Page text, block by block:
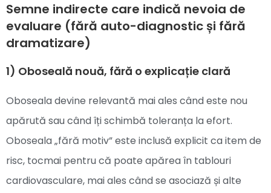
Semne indirecte care indică nevoia de
evaluare (fără auto-diagnostic și fără
dramatizare)
1) Oboseală nouă, fără o explicație clară
Oboseala devine relevantă mai ales când este nou
apărută sau când îți schimbă toleranța la efort.
Oboseala „fără motiv” este inclusă explicit ca item de
risc, tocmai pentru că poate apărea în tablouri
cardiovasculare, mai ales când se asociază și alte